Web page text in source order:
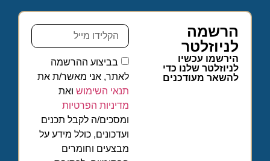
הרשמה
לניוזלטר
הירשמו עכשיו
לניוזלטר שלנו כדי
להשאר מעודכנים
בביצוע ההרשמה
לאתר, אני מאשר/ת את
תנאי השימוש ואת
מדיניות הפרטיות
ומסכים/ה לקבל תכנים
ועדכונים, כולל מידע על
מבצעים וחומרים